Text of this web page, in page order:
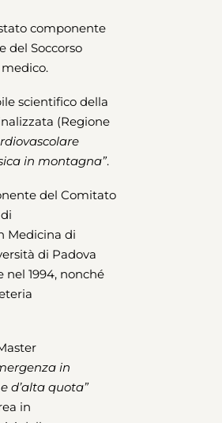
componente
del Soccorso
scientifico della
(Regione
in montagna”.
del Comitato
Medicina di
di Padova
1994, nonché
in
d’alta quota”
in